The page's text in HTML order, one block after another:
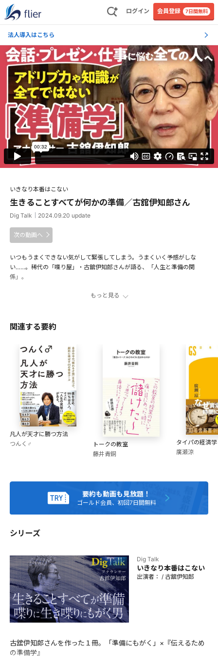
ログイン 会員登録 7日間無料
法人導入はこちら
いきなり本番はこない
生きることすべてが何かの準備／古舘伊知郎さん
Dig Talk 2024.09.20 update
次の動画へ
いつもうまくできない気がして緊張してしまう。うまくいく予感がしな
い……。稀代の「喋り屋」・古舘伊知郎さんが語る、「人生と準備の関
係」。
古舘伊知郎とは何者か？
06:22 準備も本番も苦しくなくなる思考法
出演者
古舘伊知郎
立教大学を卒業後、1977(昭和52)年、テレビ朝日にアナウン
サーとして入社。「古舘節」と形容されたプロレス実況は絶
大な人気を誇り、「実況=古舘」のイメージを確立する。 一
方、3年連続で「NHK紅白歌合戦」の司会を務めるなど、司会
者としても異彩を放ち、NHK+民放全局でレギュラー番組の看
板を担った。 その後、テレビ朝日「報道ステーション」で12
年間キャスターを務め、現在、再び自由なしゃべり手とな
もっと見る
関連する要約
凡人が天才に勝つ方法
つんく♂
トークの教室
藤井青銅
タイパの経済学
廣瀬涼
要約も動画も見放題！
ゴールド会員、初回7日間無料
シリーズ
Dig Talk
いきなり本番はこない
出演者： / 古舘伊知郎
古舘伊知郎さんを作った１冊。「準備にもがく」×『伝えるため
の準備学』